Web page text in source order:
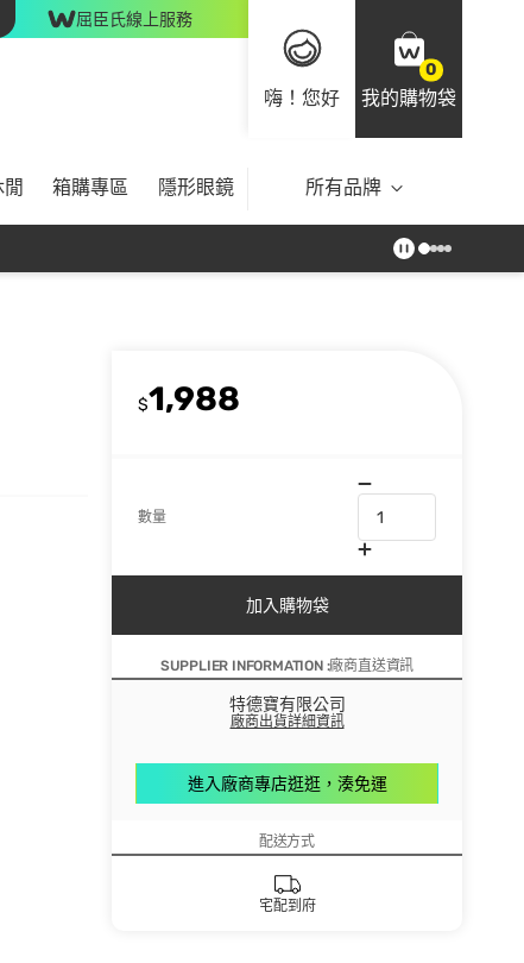
屈臣氏線上服務
嗨！您好
0
我的購物袋
箱購專區 隱形眼鏡 所有品牌
$1,988
數量
加入購物袋
SUPPLIER INFORMATION :廠商直送資訊
特德寶有限公司
廠商出貨詳細資訊
進入廠商專店逛逛，湊免運
配送方式
宅配到府